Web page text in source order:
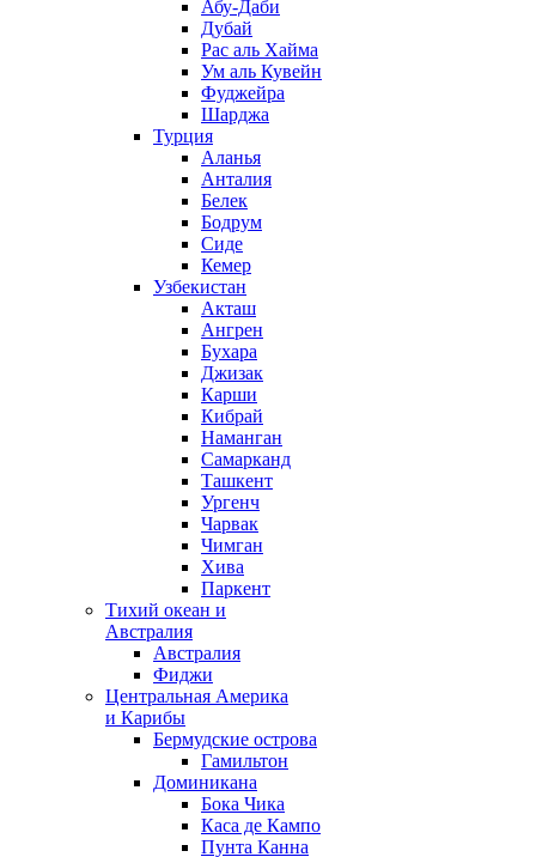
Абу-Даби
Дубай
Рас аль Хайма
Ум аль Кувейн
Фуджейра
Шарджа
Турция
Аланья
Анталия
Белек
Бодрум
Сиде
Кемер
Узбекистан
Акташ
Ангрен
Бухара
Джизак
Карши
Кибрай
Наманган
Самарканд
Ташкент
Ургенч
Чарвак
Чимган
Хива
Паркент
Тихий океан и
Австралия
Австралия
Фиджи
Центральная Америка
и Карибы
Бермудские острова
Гамильтон
Доминикана
Бока Чика
Каса де Кампо
Пунта Канна